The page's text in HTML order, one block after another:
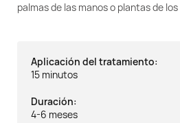
palmas de las manos o plantas de los
Aplicación del tratamiento:
15 minutos
Duración:
4-6 meses